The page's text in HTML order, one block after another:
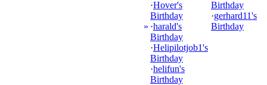
»
·Hover's
Birthday
·harald's
Birthday
·Helipilotjob1's
Birthday
·helifun's
Birthday
Birthday
·gerhard11's
Birthday